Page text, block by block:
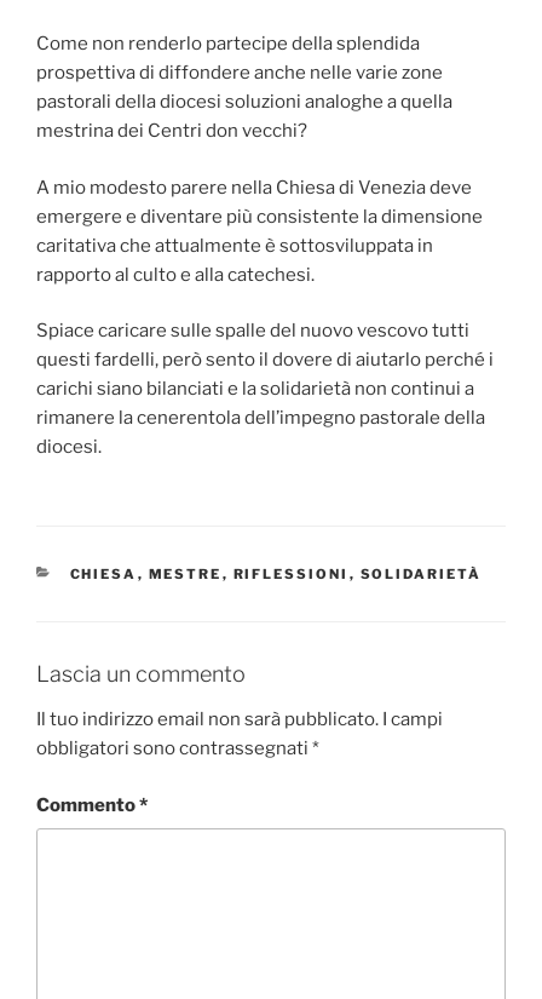
Come non renderlo partecipe della splendida
prospettiva di diffondere anche nelle varie zone
pastorali della diocesi soluzioni analoghe a quella
mestrina dei Centri don vecchi?
A mio modesto parere nella Chiesa di Venezia deve
emergere e diventare più consistente la dimensione
caritativa che attualmente è sottosviluppata in
rapporto al culto e alla catechesi.
Spiace caricare sulle spalle del nuovo vescovo tutti
questi fardelli, però sento il dovere di aiutarlo perché i
carichi siano bilanciati e la solidarietà non continui a
rimanere la cenerentola dell’impegno pastorale della
diocesi.
CATEGORIE
CHIESA , MESTRE , RIFLESSIONI , SOLIDARIETÀ
Lascia un commento
Il tuo indirizzo email non sarà pubblicato. I campi
obbligatori sono contrassegnati *
Commento*